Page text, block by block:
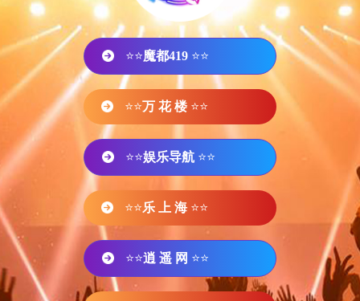
⭐⭐魔都419 ⭐⭐
⭐⭐万 花 楼 ⭐⭐
⭐⭐娱乐导航 ⭐⭐
⭐⭐乐 上 海 ⭐⭐
⭐⭐逍 遥 网 ⭐⭐